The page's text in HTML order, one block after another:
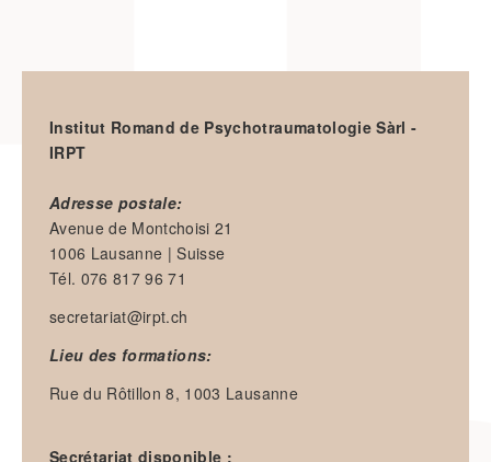
Institut Romand de Psychotraumatologie Sàrl -
IRPT
Adresse postale:
Avenue de Montchoisi 21
1006 Lausanne | Suisse
Tél. 076 817 96 71
secretariat@irpt.ch
Lieu des formations:
Rue du Rôtillon 8, 1003 Lausanne
Secrétariat disponible :